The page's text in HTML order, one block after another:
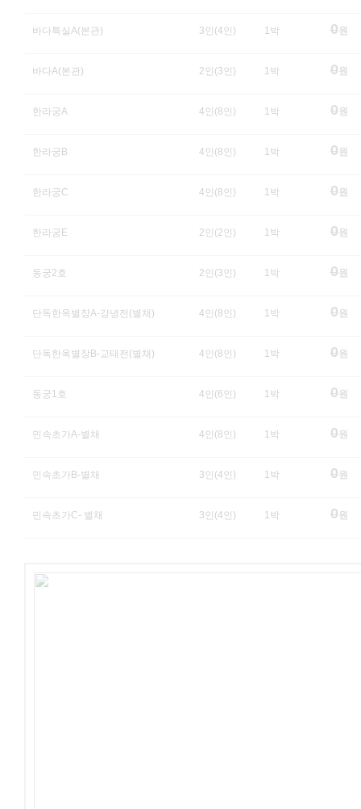
바다특실A(본관) 3인(4인) 1박 0원
바다A(본관) 2인(3인) 1박 0원
한라궁A 4인(8인) 1박 0원
한라궁B 4인(8인) 1박 0원
한라궁C 4인(8인) 1박 0원
한라궁E 2인(2인) 1박 0원
동궁2호 2인(3인) 1박 0원
단독한옥별장A-강녕전(별채) 4인(8인) 1박 0원
단독한옥별장B-교태전(별채) 4인(8인) 1박 0원
동궁1호 4인(6인) 1박 0원
민속초가A-별채 4인(8인) 1박 0원
민속초가B-별채 3인(4인) 1박 0원
민속초가C- 별채 3인(4인) 1박 0원